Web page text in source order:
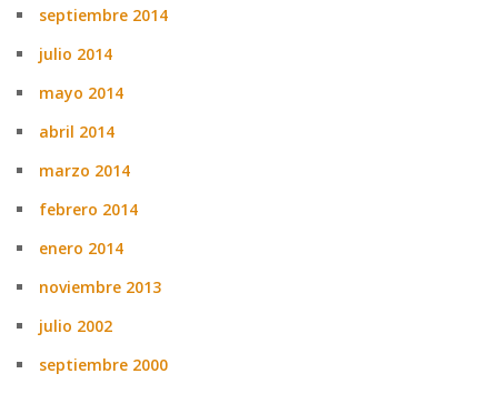
septiembre 2014
julio 2014
mayo 2014
abril 2014
marzo 2014
febrero 2014
enero 2014
noviembre 2013
julio 2002
septiembre 2000